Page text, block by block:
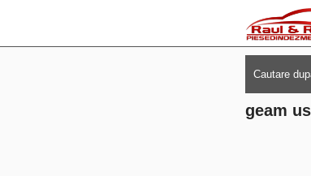
geam